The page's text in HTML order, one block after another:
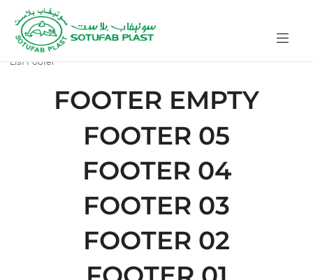
List Footer
FOOTER EMPTY
FOOTER 05
FOOTER 04
FOOTER 03
FOOTER 02